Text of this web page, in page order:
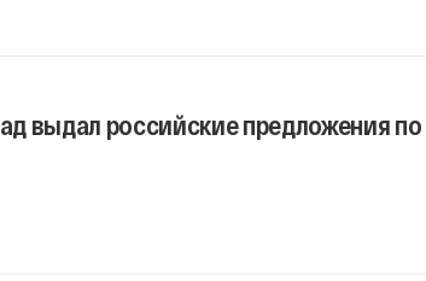
выдал российские предложения по